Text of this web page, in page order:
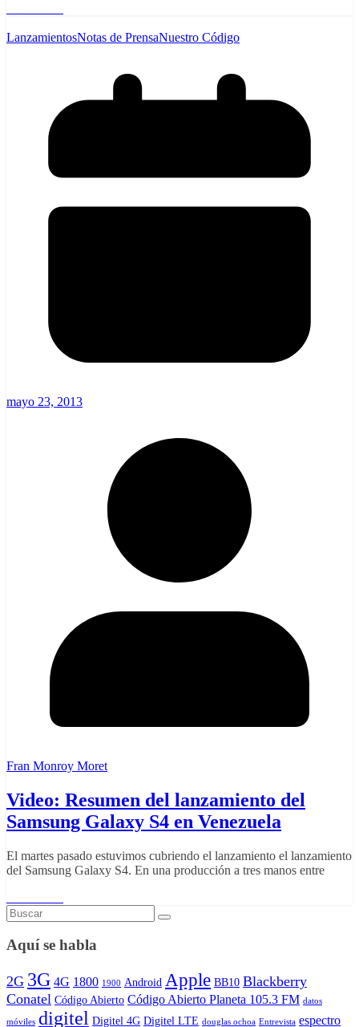
LanzamientosNotas de PrensaNuestro Código
mayo 23, 2013
Fran Monroy Moret
Video: Resumen del lanzamiento del
Samsung Galaxy S4 en Venezuela
El martes pasado estuvimos cubriendo el lanzamiento el lanzamiento
del Samsung Galaxy S4. En una producción a tres manos entre
Aquí se habla
2G 3G 4G 1800 1900 Android Apple BB10 Blackberry
Conatel Código Abierto Código Abierto Planeta 105.3 FM datos
móviles digitel Digitel 4G Digitel LTE douglas ochoa Entrevista espectro